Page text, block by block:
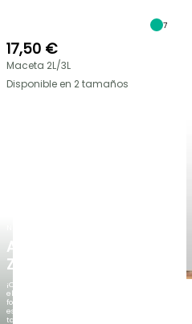
AGAPANTHUS
ZAMBEZI
¡Cuando
el
follaje
es
tan
7
17,50 €
Maceta 2L/3L
Disponible en 2 tamaños